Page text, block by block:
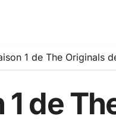
1 de The Originals
1 de